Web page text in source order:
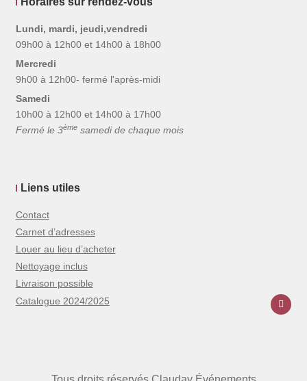
Lundi, mardi, jeudi,vendredi
09h00 à 12h00 et 14h00 à 18h00
Mercredi
9h00 à 12h00- fermé l'après-midi
Samedi
10h00 à 12h00 et 14h00 à 17h00
Fermé le 3èmesamedi de chaque mois
Liens utiles
Contact
Carnet d’adresses
Louer au lieu d’acheter
Nettoyage inclus
Livraison possible
Catalogue 2024/2025